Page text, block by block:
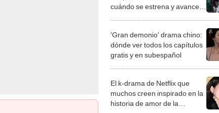
cuándo se estrena y avances
'Gran demonio' drama chino:
dónde ver todos los capítulos
gratis y en subespañol
El k-drama de Netflix que
muchos creen inspirado en la
historia de amor de la